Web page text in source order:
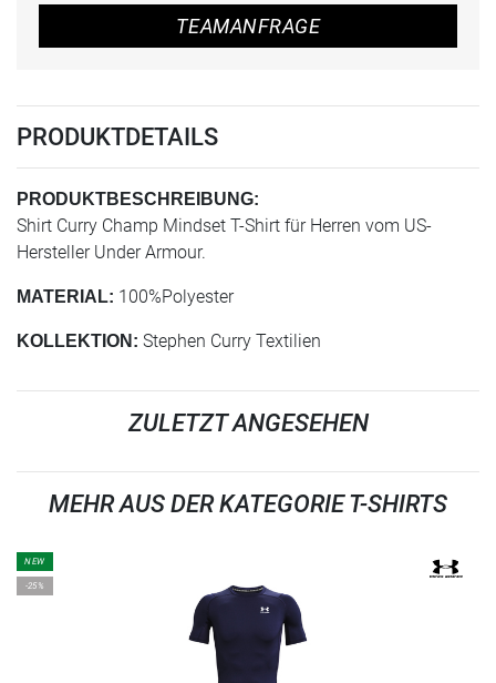
TEAMANFRAGE
PRODUKTDETAILS
PRODUKTBESCHREIBUNG:
Shirt Curry Champ Mindset T-Shirt für Herren vom US-
Hersteller Under Armour.
MATERIAL: 100%Polyester
KOLLEKTION: Stephen Curry Textilien
ZULETZT ANGESEHEN
MEHR AUS DER KATEGORIE T-SHIRTS
NEW
-25%